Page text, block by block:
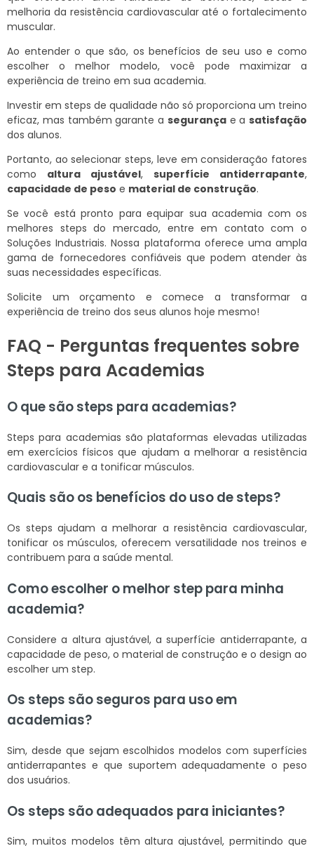
melhoria da resistência cardiovascular até o fortalecimento
muscular.
Ao entender o que são, os benefícios de seu uso e como
escolher o melhor modelo, você pode maximizar a
experiência de treino em sua academia.
Investir em steps de qualidade não só proporciona um treino
eficaz, mas também garante a segurançae a satisfação
dos alunos.
Portanto, ao selecionar steps, leve em consideração fatores
como altura ajustável, superfície antiderrapante,
capacidade de peso e material de construção.
Se você está pronto para equipar sua academia com os
melhores steps do mercado, entre em contato com o
Soluções Industriais. Nossa plataforma oferece uma ampla
gama de fornecedores confiáveis que podem atender às
suas necessidades específicas.
Solicite um orçamento e comece a transformar a
experiência de treino dos seus alunos hoje mesmo!
FAQ - Perguntas frequentes sobre
Steps para Academias
O que são steps para academias?
Steps para academias são plataformas elevadas utilizadas
em exercícios físicos que ajudam a melhorar a resistência
cardiovascular e a tonificar músculos.
Quais são os benefícios do uso de steps?
Os steps ajudam a melhorar a resistência cardiovascular,
tonificar os músculos, oferecem versatilidade nos treinos e
contribuem para a saúde mental.
Como escolher o melhor step para minha
academia?
Considere a altura ajustável, a superfície antiderrapante, a
capacidade de peso, o material de construção e o design ao
escolher um step.
Os steps são seguros para uso em
academias?
Sim, desde que sejam escolhidos modelos com superfícies
antiderrapantes e que suportem adequadamente o peso
dos usuários.
Os steps são adequados para iniciantes?
Sim, muitos modelos têm altura ajustável, permitindo que